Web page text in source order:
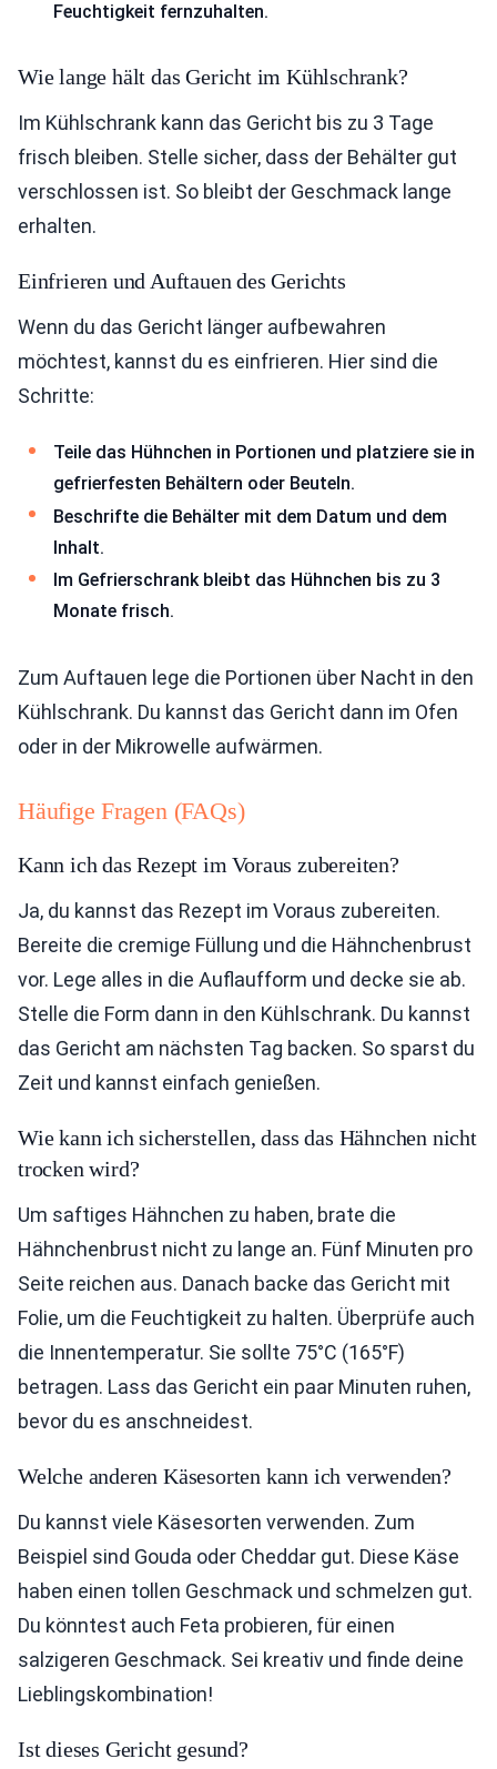
Feuchtigkeit fernzuhalten.
Wie lange hält das Gericht im Kühlschrank?
Im Kühlschrank kann das Gericht bis zu 3 Tage
frisch bleiben. Stelle sicher, dass der Behälter gut
verschlossen ist. So bleibt der Geschmack lange
erhalten.
Einfrieren und Auftauen des Gerichts
Wenn du das Gericht länger aufbewahren
möchtest, kannst du es einfrieren. Hier sind die
Schritte:
Teile das Hühnchen in Portionen und platziere sie in
gefrierfesten Behältern oder Beuteln.
Beschrifte die Behälter mit dem Datum und dem
Inhalt.
Im Gefrierschrank bleibt das Hühnchen bis zu 3
Monate frisch.
Zum Auftauen lege die Portionen über Nacht in den
Kühlschrank. Du kannst das Gericht dann im Ofen
oder in der Mikrowelle aufwärmen.
Häufige Fragen (FAQs)
Kann ich das Rezept im Voraus zubereiten?
Ja, du kannst das Rezept im Voraus zubereiten.
Bereite die cremige Füllung und die Hähnchenbrust
vor. Lege alles in die Auflaufform und decke sie ab.
Stelle die Form dann in den Kühlschrank. Du kannst
das Gericht am nächsten Tag backen. So sparst du
Zeit und kannst einfach genießen.
Wie kann ich sicherstellen, dass das Hähnchen nicht
trocken wird?
Um saftiges Hähnchen zu haben, brate die
Hähnchenbrust nicht zu lange an. Fünf Minuten pro
Seite reichen aus. Danach backe das Gericht mit
Folie, um die Feuchtigkeit zu halten. Überprüfe auch
die Innentemperatur. Sie sollte 75°C (165°F)
betragen. Lass das Gericht ein paar Minuten ruhen,
bevor du es anschneidest.
Welche anderen Käsesorten kann ich verwenden?
Du kannst viele Käsesorten verwenden. Zum
Beispiel sind Gouda oder Cheddar gut. Diese Käse
haben einen tollen Geschmack und schmelzen gut.
Du könntest auch Feta probieren, für einen
salzigeren Geschmack. Sei kreativ und finde deine
Lieblingskombination!
Ist dieses Gericht gesund?